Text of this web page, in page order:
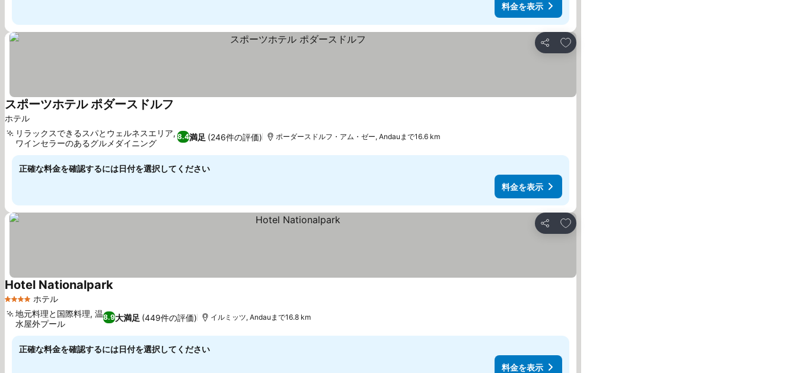
料金を表示
シェア
お気に入りに追加
ホテル
スポーツホテル ポダースドルフ
8.4満足 (246件の評価)
リラックスできるスパとウェルネスエリア,
ワインセラーのあるグルメダイニング
ポーダースドルフ・アム・ゼー, Andauまで16.6 km
正確な料金を確認するには日付を選択してください
料金を表示
シェア
お気に入りに追加
4 ホテルのランク
ホテル
Hotel Nationalpark料金を表示
8.9大満足 (449件の評価)
地元料理と国際料理, 温
水屋外プール
イルミッツ, Andauまで16.8 km
正確な料金を確認するには日付を選択してください
料金を表示